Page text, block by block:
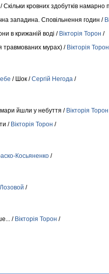
/ Скільки кровних здобутків намарно
западина. Сповільнення годин /
в крижаній воді / Вікторія Торон /
травмованих мурах) / Вікторія Торон
/ Шок /Сергій Негода /
йшли у небуття / Вікторія Торон
/ Вікторія Торон /
Косьяненко /
/
/ Вікторія Торон /